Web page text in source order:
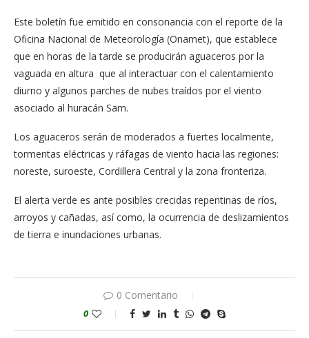
Este boletín fue emitido en consonancia con el reporte de la
Oficina Nacional de Meteorología (Onamet), que establece
que en horas de la tarde se producirán aguaceros por la
vaguada en altura que al interactuar con el calentamiento
diurno y algunos parches de nubes traídos por el viento
asociado al huracán Sam.
Los aguaceros serán de moderados a fuertes localmente,
tormentas eléctricas y ráfagas de viento hacia las regiones:
noreste, suroeste, Cordillera Central y la zona fronteriza.
El alerta verde es ante posibles crecidas repentinas de ríos,
arroyos y cañadas, así como, la ocurrencia de deslizamientos
de tierra e inundaciones urbanas.
0 Comentario
0